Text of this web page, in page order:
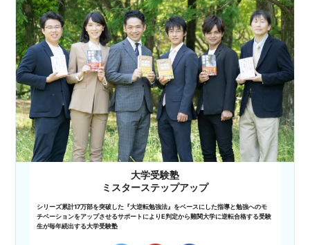
大学受験塾
ミスターステップアップ
シリーズ累計17万部を突破した『大逆転勉強法』をベースにした指導と勉強へのモ
チベーションをアップさせるサポートによりE判定から難関大学に逆転合格する受験
生が毎年続出する大学受験塾